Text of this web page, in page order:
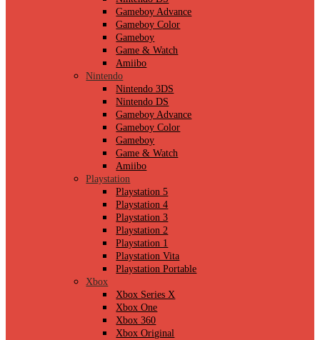
Gameboy Advance
Gameboy Color
Gameboy
Game & Watch
Amiibo
Nintendo
Nintendo 3DS
Nintendo DS
Gameboy Advance
Gameboy Color
Gameboy
Game & Watch
Amiibo
Playstation
Playstation 5
Playstation 4
Playstation 3
Playstation 2
Playstation 1
Playstation Vita
Playstation Portable
Xbox
Xbox Series X
Xbox One
Xbox 360
Xbox Original